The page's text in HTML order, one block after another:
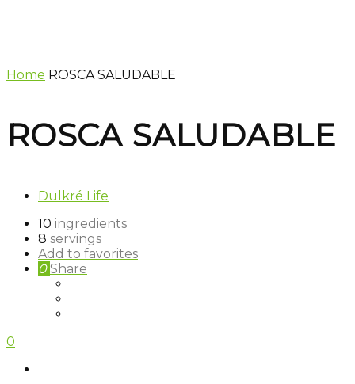
Home ROSCA SALUDABLE
ROSCA SALUDABLE
Dulkré Life
10 ingredients
8 servings
Add to favorites
0 Share
0